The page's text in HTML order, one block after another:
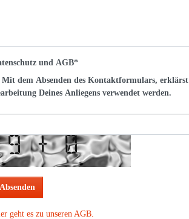
und AGB*
Deines Anliegens verwendet werden.
geht es zu unseren AGB.